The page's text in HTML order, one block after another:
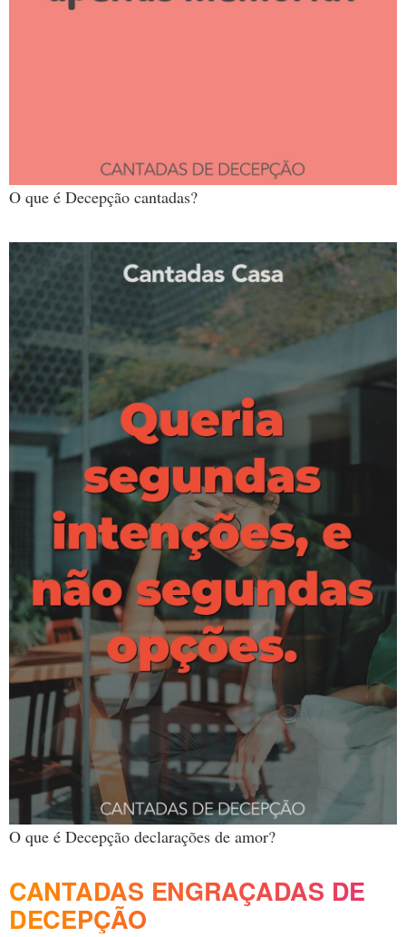
O que é Decepção cantadas?
O que é Decepção declarações de amor?
CANTADAS ENGRAÇADAS DE
DECEPÇÃO